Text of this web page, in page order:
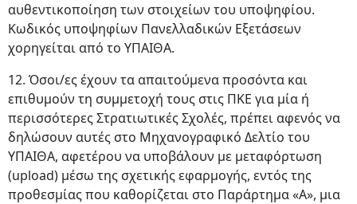
αυθεντικοποίηση των στοιχείων του υποψηφίου.
Κωδικός υποψηφίων Πανελλαδικών Εξετάσεων
χορηγείται από το ΥΠΑΙΘΑ.
12. Όσοι/ες έχουν τα απαιτούμενα προσόντα και
επιθυμούν τη συμμετοχή τους στις ΠΚΕ για μία ή
περισσότερες Στρατιωτικές Σχολές, πρέπει αφενός να
δηλώσουν αυτές στο Μηχανογραφικό Δελτίο του
ΥΠΑΙΘΑ, αφετέρου να υποβάλουν με μεταφόρτωση
(upload) μέσω της σχετικής εφαρμογής, εντός της
προθεσμίας που καθορίζεται στο Παράρτημα «Α», μια